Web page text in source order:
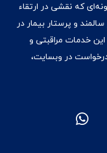
که نقشی در ارتقاء
و پرستار بیمار در
خدمات مراقبتی و
در وبسایت،